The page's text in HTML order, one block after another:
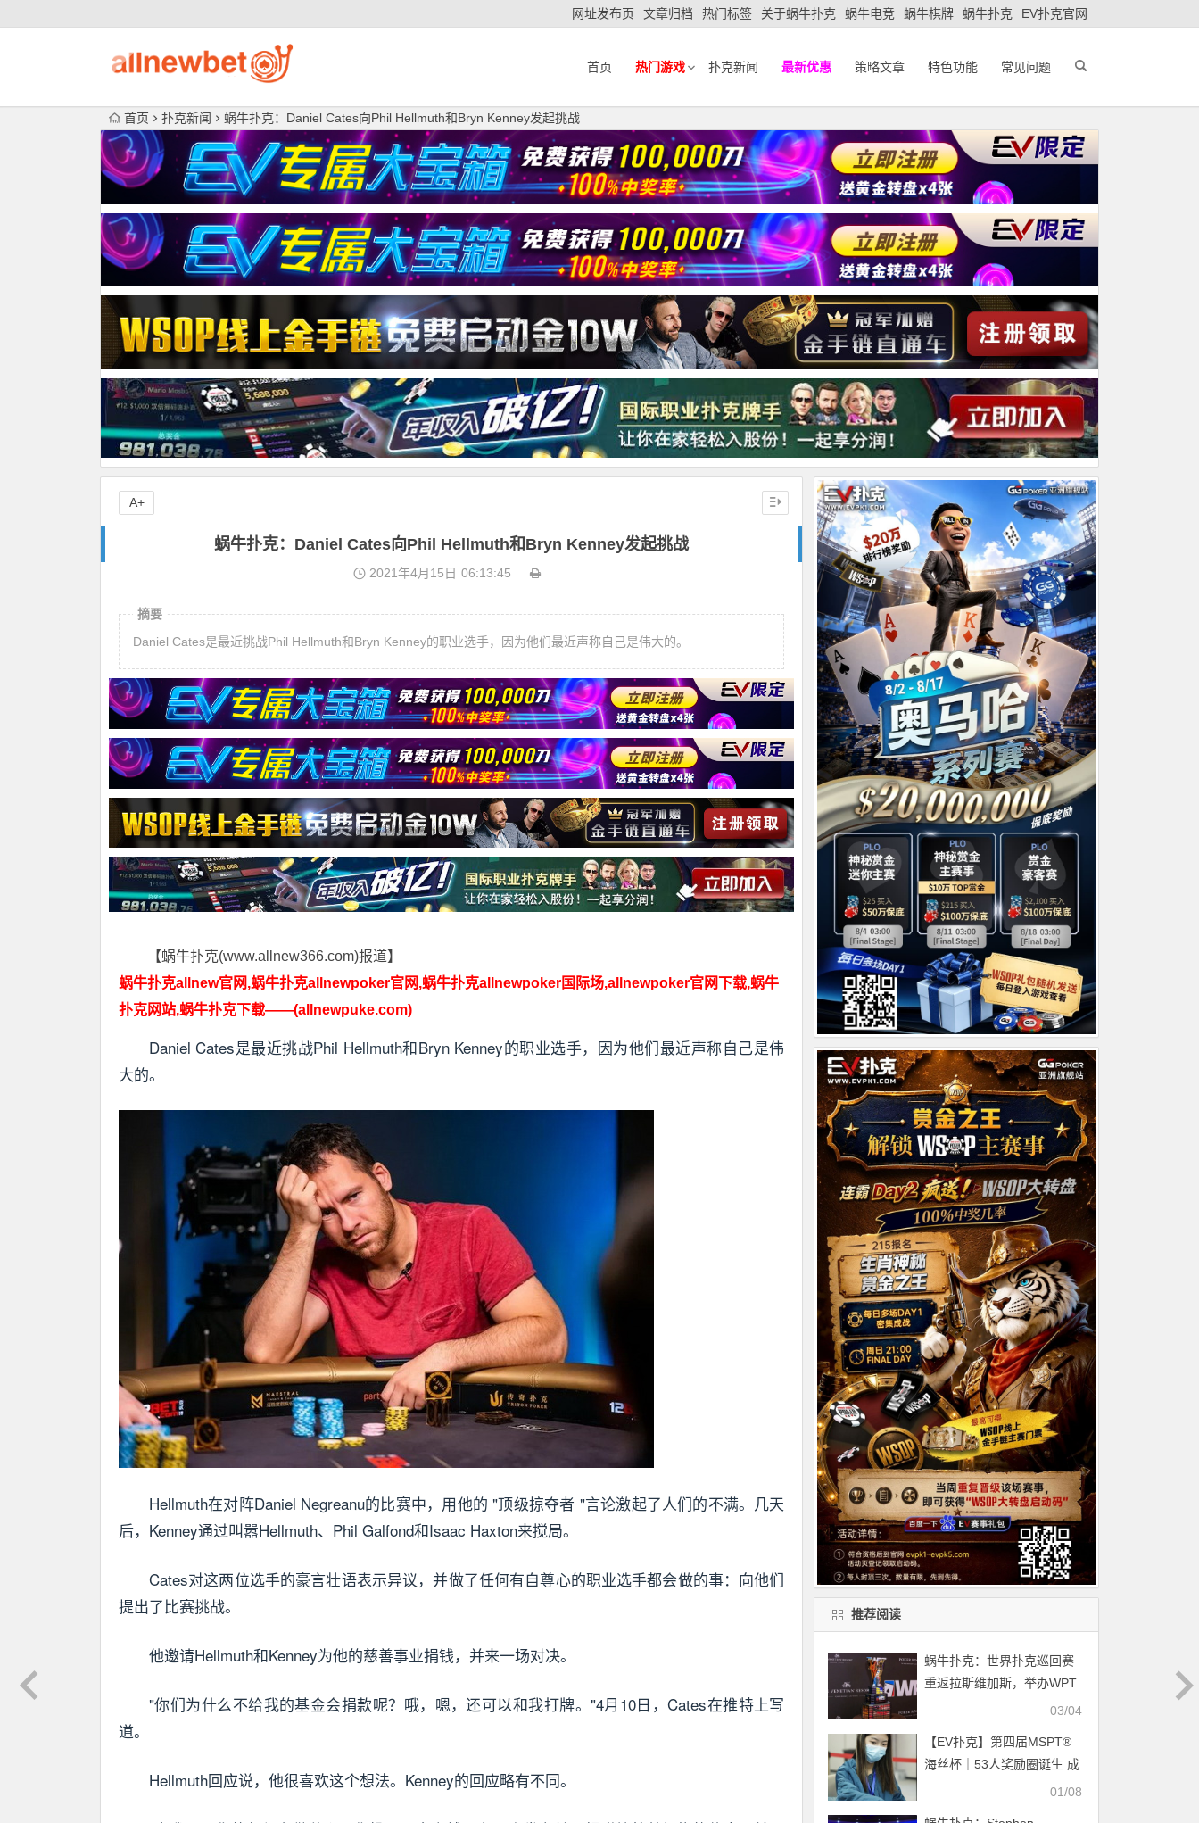
网址发布页 文章归档 热门标签 关于蜗牛扑克 蜗牛电竞 蜗牛棋牌 蜗牛扑克 EV扑克官网
首页 热门游戏 扑克新闻 最新优惠 策略文章 特色功能 常见问题
首页 扑克新闻 蜗牛扑克：Daniel Cates向Phil Hellmuth和Bryn Kenney发起挑战
蜗牛扑克：Daniel Cates向Phil Hellmuth和Bryn Kenney发起挑战
2021年4月15日 06:13:45
摘要
Daniel Cates是最近挑战Phil Hellmuth和Bryn Kenney的职业选手，因为他们最近声称自己是伟大的。
【蜗牛扑克(www.allnew366.com)报道】
蜗牛扑克allnew官网,蜗牛扑克allnewpoker官网,蜗牛扑克allnewpoker国际场,allnewpoker官网下载,蜗牛
扑克网站,蜗牛扑克下载——(allnewpuke.com)
Daniel Cates是最近挑战Phil Hellmuth和Bryn Kenney的职业选手，因为他们最近声称自己是伟
大的。
Hellmuth在对阵Daniel Negreanu的比赛中，用他的 "顶级掠夺者 "言论激起了人们的不满。几天
后，Kenney通过叫嚣Hellmuth、Phil Galfond和Isaac Haxton来搅局。
Cates对这两位选手的豪言壮语表示异议，并做了任何有自尊心的职业选手都会做的事：向他们
提出了比赛挑战。
他邀请Hellmuth和Kenney为他的慈善事业捐钱，并来一场对决。
"你们为什么不给我的基金会捐款呢？哦，嗯，还可以和我打牌。"4月10日，Cates在推特上写
道。
Hellmuth回应说，他很喜欢这个想法。Kenney的回应略有不同。
A+
推荐阅读
蜗牛扑克：世界扑克巡回赛
重返拉斯维加斯，举办WPT
03/04
【EV扑克】第四届MSPT®
海丝杯｜53人奖励圈诞生 成
功晋级决赛的44人将在泉州
01/08